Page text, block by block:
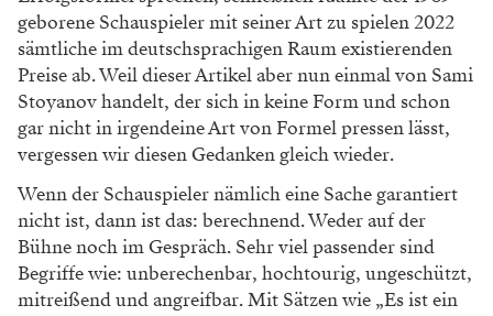
geborene Schauspieler mit seiner Art zu spielen 2022
sämtliche im deutschsprachigen Raum existierenden
Preise ab. Weil dieser Artikel aber nun einmal von Sami
Stoyanov handelt, der sich in keine Form und schon
gar nicht in irgendeine Art von Formel pressen lässt,
vergessen wir diesen Gedanken gleich wieder.
Wenn der Schauspieler nämlich eine Sache garantiert
nicht ist, dann ist das: berechnend. Weder auf der
Bühne noch im Gespräch. Sehr viel passender sind
Begriffe wie: unberechenbar, hochtourig, ungeschützt,
mitreißend und angreifbar. Mit Sätzen wie „Es ist ein